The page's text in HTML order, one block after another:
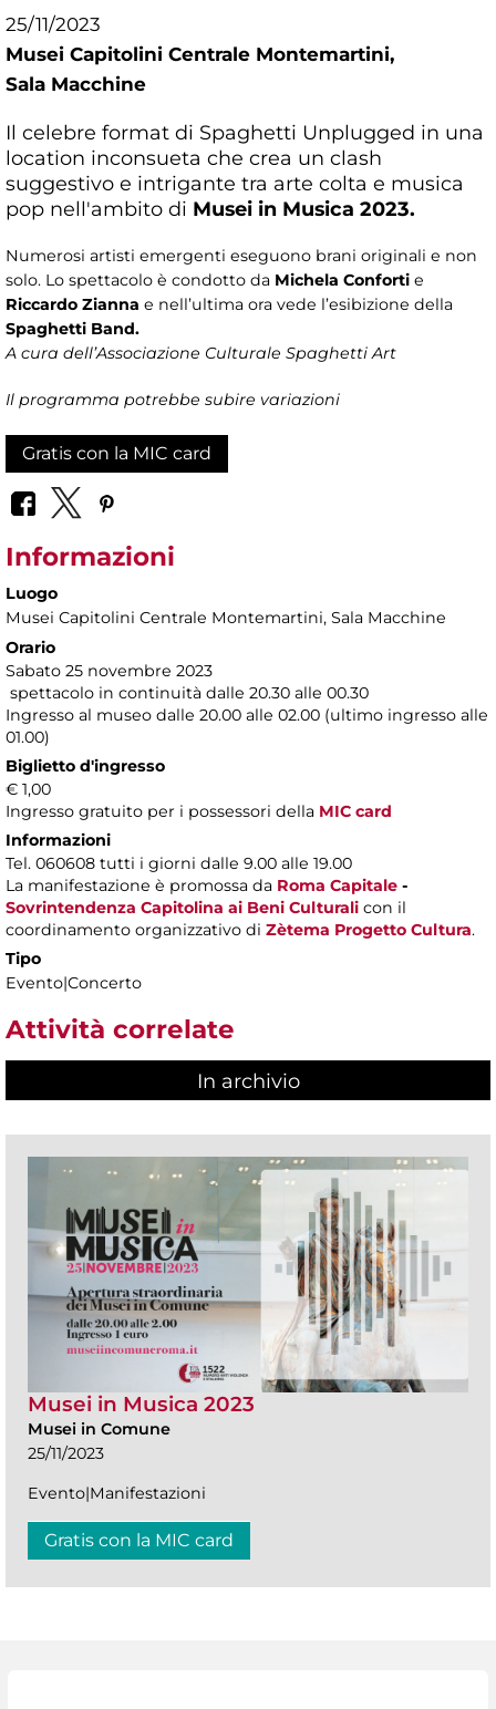
25/11/2023
Musei Capitolini Centrale Montemartini,
Sala Macchine
Il celebre format di Spaghetti Unplugged in una
location inconsueta che crea un clash
suggestivo e intrigante tra arte colta e musica
pop nell'ambito di Musei in Musica 2023.
Numerosi artisti emergenti eseguono brani originali e non
solo. Lo spettacolo è condotto da Michela Conforti e
Riccardo Zianna e nell’ultima ora vede l’esibizione della
Spaghetti Band.
A cura dell’Associazione Culturale Spaghetti Art
Il programma potrebbe subire variazioni
Gratis con la MIC card
Informazioni
Luogo
Musei Capitolini Centrale Montemartini, Sala Macchine
Orario
Sabato 25 novembre 2023
spettacolo in continuità dalle 20.30 alle 00.30
Ingresso al museo dalle 20.00 alle 02.00 (ultimo ingresso alle
01.00)
Biglietto d'ingresso
€ 1,00
Ingresso gratuito per i possessori della MIC card
Informazioni
Tel. 060608 tutti i giorni dalle 9.00 alle 19.00
La manifestazione è promossa da Roma Capitale -
Sovrintendenza Capitolina ai Beni Culturali con il
coordinamento organizzativo di Zètema Progetto Cultura.
Tipo
Evento|Concerto
Attività correlate
In archivio
Musei in Musica 2023
Musei in Comune
25/11/2023
Evento|Manifestazioni
Gratis con la MIC card